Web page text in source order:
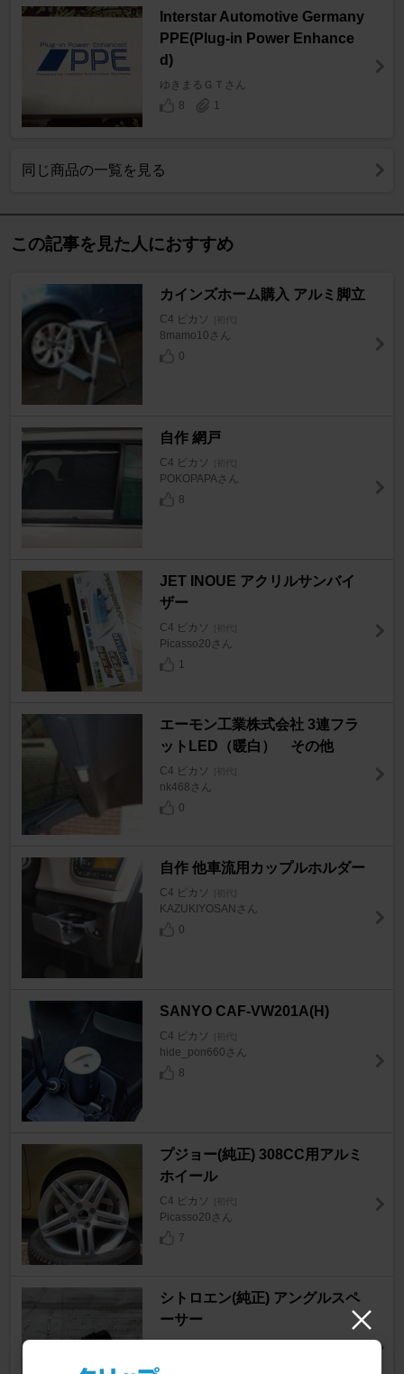
Interstar Automotive Germany
PPE(Plug-in Power Enhance
d)
ゆきまるＧＴさん
8
1
同じ商品の一覧を見る
この記事を見た人におすすめ
カインズホーム購入 アルミ脚立
C4 ピカソ [初代]
8mamo10さん
0
自作 網戸
C4 ピカソ [初代]
POKOPAPAさん
8
JET INOUE アクリルサンバイ
ザー
C4 ピカソ [初代]
Picasso20さん
1
エーモン工業株式会社 3連フラ
ットLED（暖白） その他
C4 ピカソ [初代]
nk468さん
0
自作 他車流用カップルホルダー
C4 ピカソ [初代]
KAZUKIYOSANさん
0
SANYO CAF-VW201A(H)
C4 ピカソ [初代]
hide_pon660さん
8
プジョー(純正) 308CC用アルミ
ホイール
C4 ピカソ [初代]
Picasso20さん
7
シトロエン(純正) アングルスペ
ーサー